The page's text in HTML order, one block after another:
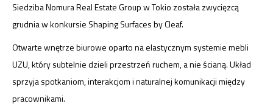
Siedziba Nomura Real Estate Group w Tokio została zwycięzcą
grudnia w konkursie Shaping Surfaces by Cleaf.
Otwarte wnętrze biurowe oparto na elastycznym systemie mebli
UZU, który subtelnie dzieli przestrzeń ruchem, a nie ścianą. Układ
sprzyja spotkaniom, interakcjom i naturalnej komunikacji między
pracownikami.